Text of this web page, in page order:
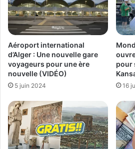
Aéroport international
d’Alger : Une nouvelle gare
voyageurs pour une ère
nouvelle (VIDÉO)
5 juin 2024
pour
16